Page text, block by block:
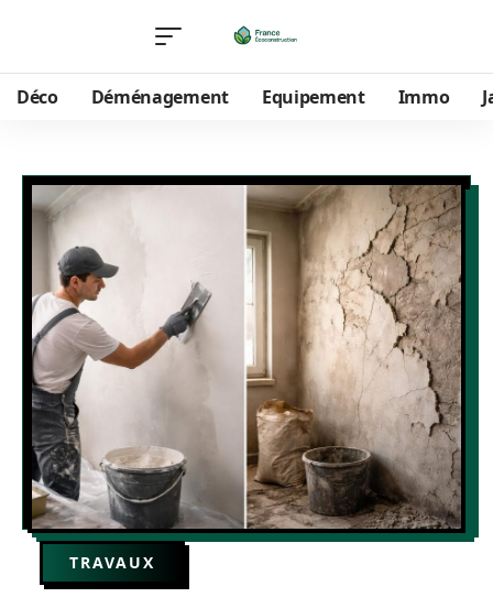
Déco Déménagement Equipement Immo
TRAVAUX